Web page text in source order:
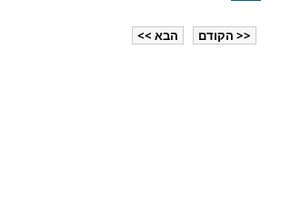
<< הקודם הבא >>